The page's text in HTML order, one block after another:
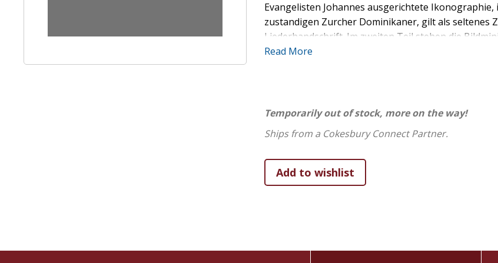
Evangelisten Johannes ausgerichtete
zustandigen Zurcher Dominikaner, gilt als seltenes
Liederhandschrift. Im zweiten Teil stehen die
identisch ist mit dem 1. Nachtragsmaler der
Read More
Temporarily out of stock, more on the way!
Ships from a Cokesbury Connect Partner.